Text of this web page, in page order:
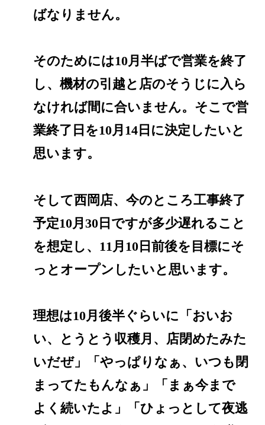
ばなりません。
そのためには10月半ばで営業を終了
し、機材の引越と店のそうじに入ら
なければ間に合いません。そこで営
業終了日を10月14日に決定したいと
思います。
そして西岡店、今のところ工事終了
予定10月30日ですが多少遅れること
を想定し、11月10日前後を目標にそ
っとオープンしたいと思います。
理想は10月後半ぐらいに「おいお
い、とうとう収穫月、店閉めたみた
いだぜ」「やっぱりなぁ、いつも閉
まってたもんなぁ」「まぁ今まで
よく続いたよ」「ひょっとして夜逃